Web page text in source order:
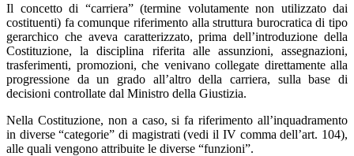
Il concetto di “carriera” (termine volutamente non utilizzato dai
costituenti) fa comunque riferimento alla struttura burocratica di tipo
gerarchico che aveva caratterizzato, prima dell’introduzione della
Costituzione, la disciplina riferita alle assunzioni, assegnazioni,
trasferimenti, promozioni, che venivano collegate direttamente alla
progressione da un grado all’altro della carriera, sulla base di
decisioni controllate dal Ministro della Giustizia.
Nella Costituzione, non a caso, si fa riferimento all’inquadramento
in diverse “categorie” di magistrati (vedi il IV comma dell’art. 104),
alle quali vengono attribuite le diverse “funzioni”.